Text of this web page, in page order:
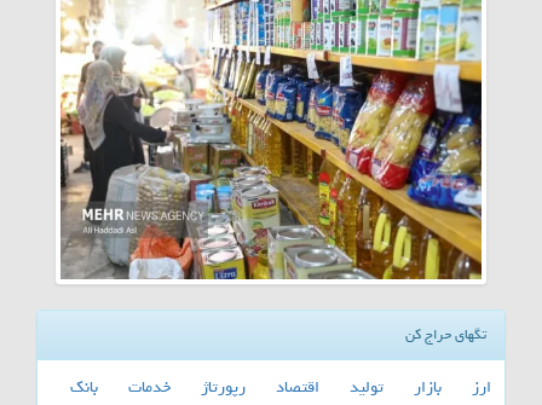
تگهای حراج کن
ارز بازار تولید اقتصاد رپورتاژ خدمات
بانك